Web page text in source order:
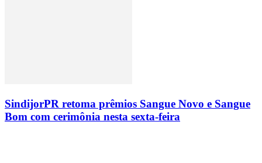
SindijorPR retoma prêmios Sangue Novo e Sangue
Bom com cerimônia nesta sexta-feira